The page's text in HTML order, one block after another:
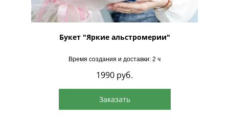
Букет "Яркие альстромерии"
Время создания и доставки: 2 ч
1990 руб.
Заказать